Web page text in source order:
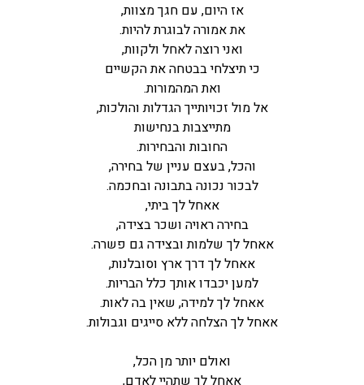
אז היום, עם חגך מצוות,
את אמורה לבוגרת להיות.
ואני רוצה לאחל ולקוות,
כי תיצלחי בבטחה את הקשיים
ואת המהמורות.
אל מול זכויותייך הגדלות והולכות,
מתייצבות בנחישות
החובות והבחירות.
והכל, בעצם עניין של בחירה,
לבכור נכונה בתבונה ובחכמה.
אאחל לך ביתי,
בחירה ראויה ושכר בצידה,
אאחל לך שלמות ובצידה גם פשרה.
אאחל לך דרך ארץ וסובלנות,
למען יכבדו אותך כלל הבריות.
אאחל לך למידה, שאין בה לאות.
אאחל לך הצלחה ללא סייגים וגבולות.
ואולם יותר מן הכל,
אאחל לך שתהיי לאדם,